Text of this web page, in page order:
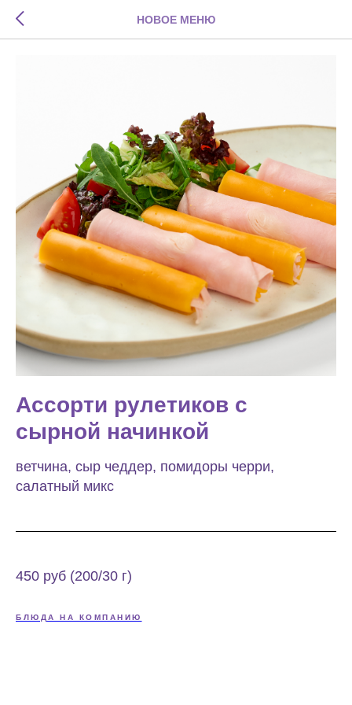
НОВОЕ МЕНЮ
Ассорти рулетиков с
сырной начинкой
ветчина, сыр чеддер, помидоры черри,
салатный микс
450 руб (200/30 г)
БЛЮДА НА КОМПАНИЮ